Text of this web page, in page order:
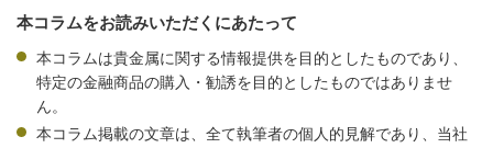
本コラムをお読みいただくにあたって
本コラムは貴金属に関する情報提供を目的としたものであり、
特定の金融商品の購入・勧誘を目的としたものではありませ
ん。
本コラム掲載の文章は、全て執筆者の個人的見解であり、当社